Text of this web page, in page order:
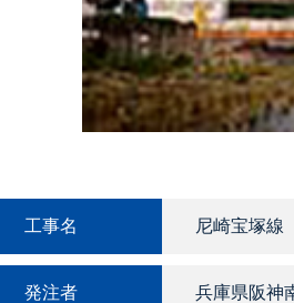
工事名 尼崎宝塚線
発注者 兵庫県阪神